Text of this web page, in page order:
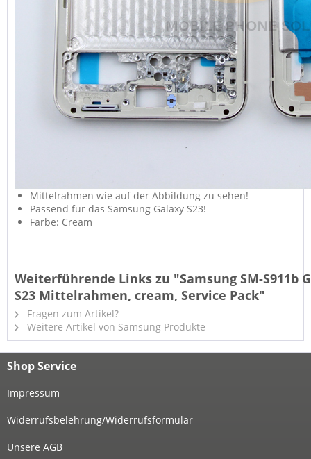
Mittelrahmen wie auf der Abbildung zu sehen!
Passend für das Samsung Galaxy S23!
Farbe: Cream
Weiterführende Links zu "Samsung SM-S911b
S23 Mittelrahmen, cream, Service Pack"
Fragen zum Artikel?
Weitere Artikel von Samsung Produkte
Shop Service
Impressum
Widerrufsbelehrung/Widerrufsformular
Unsere AGB